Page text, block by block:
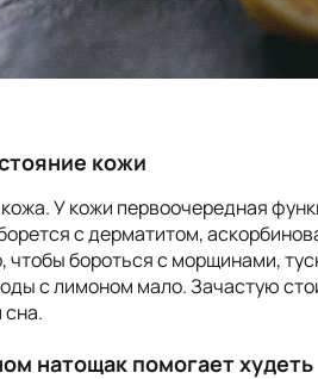
кожи
У кожи первоочередная
с дерматитом,
чтобы бороться с морщинами,
с лимоном мало. Зачастую
натощак помогает худеть